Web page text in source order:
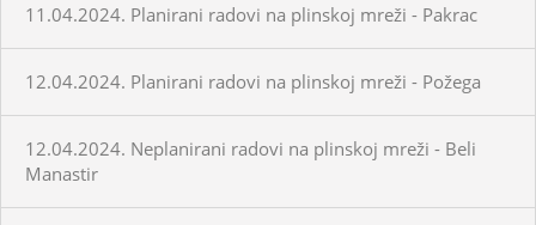
11.04.2024. Planirani radovi na plinskoj mreži - Pakrac
12.04.2024. Planirani radovi na plinskoj mreži - Požega
12.04.2024. Neplanirani radovi na plinskoj mreži - Beli
Manastir